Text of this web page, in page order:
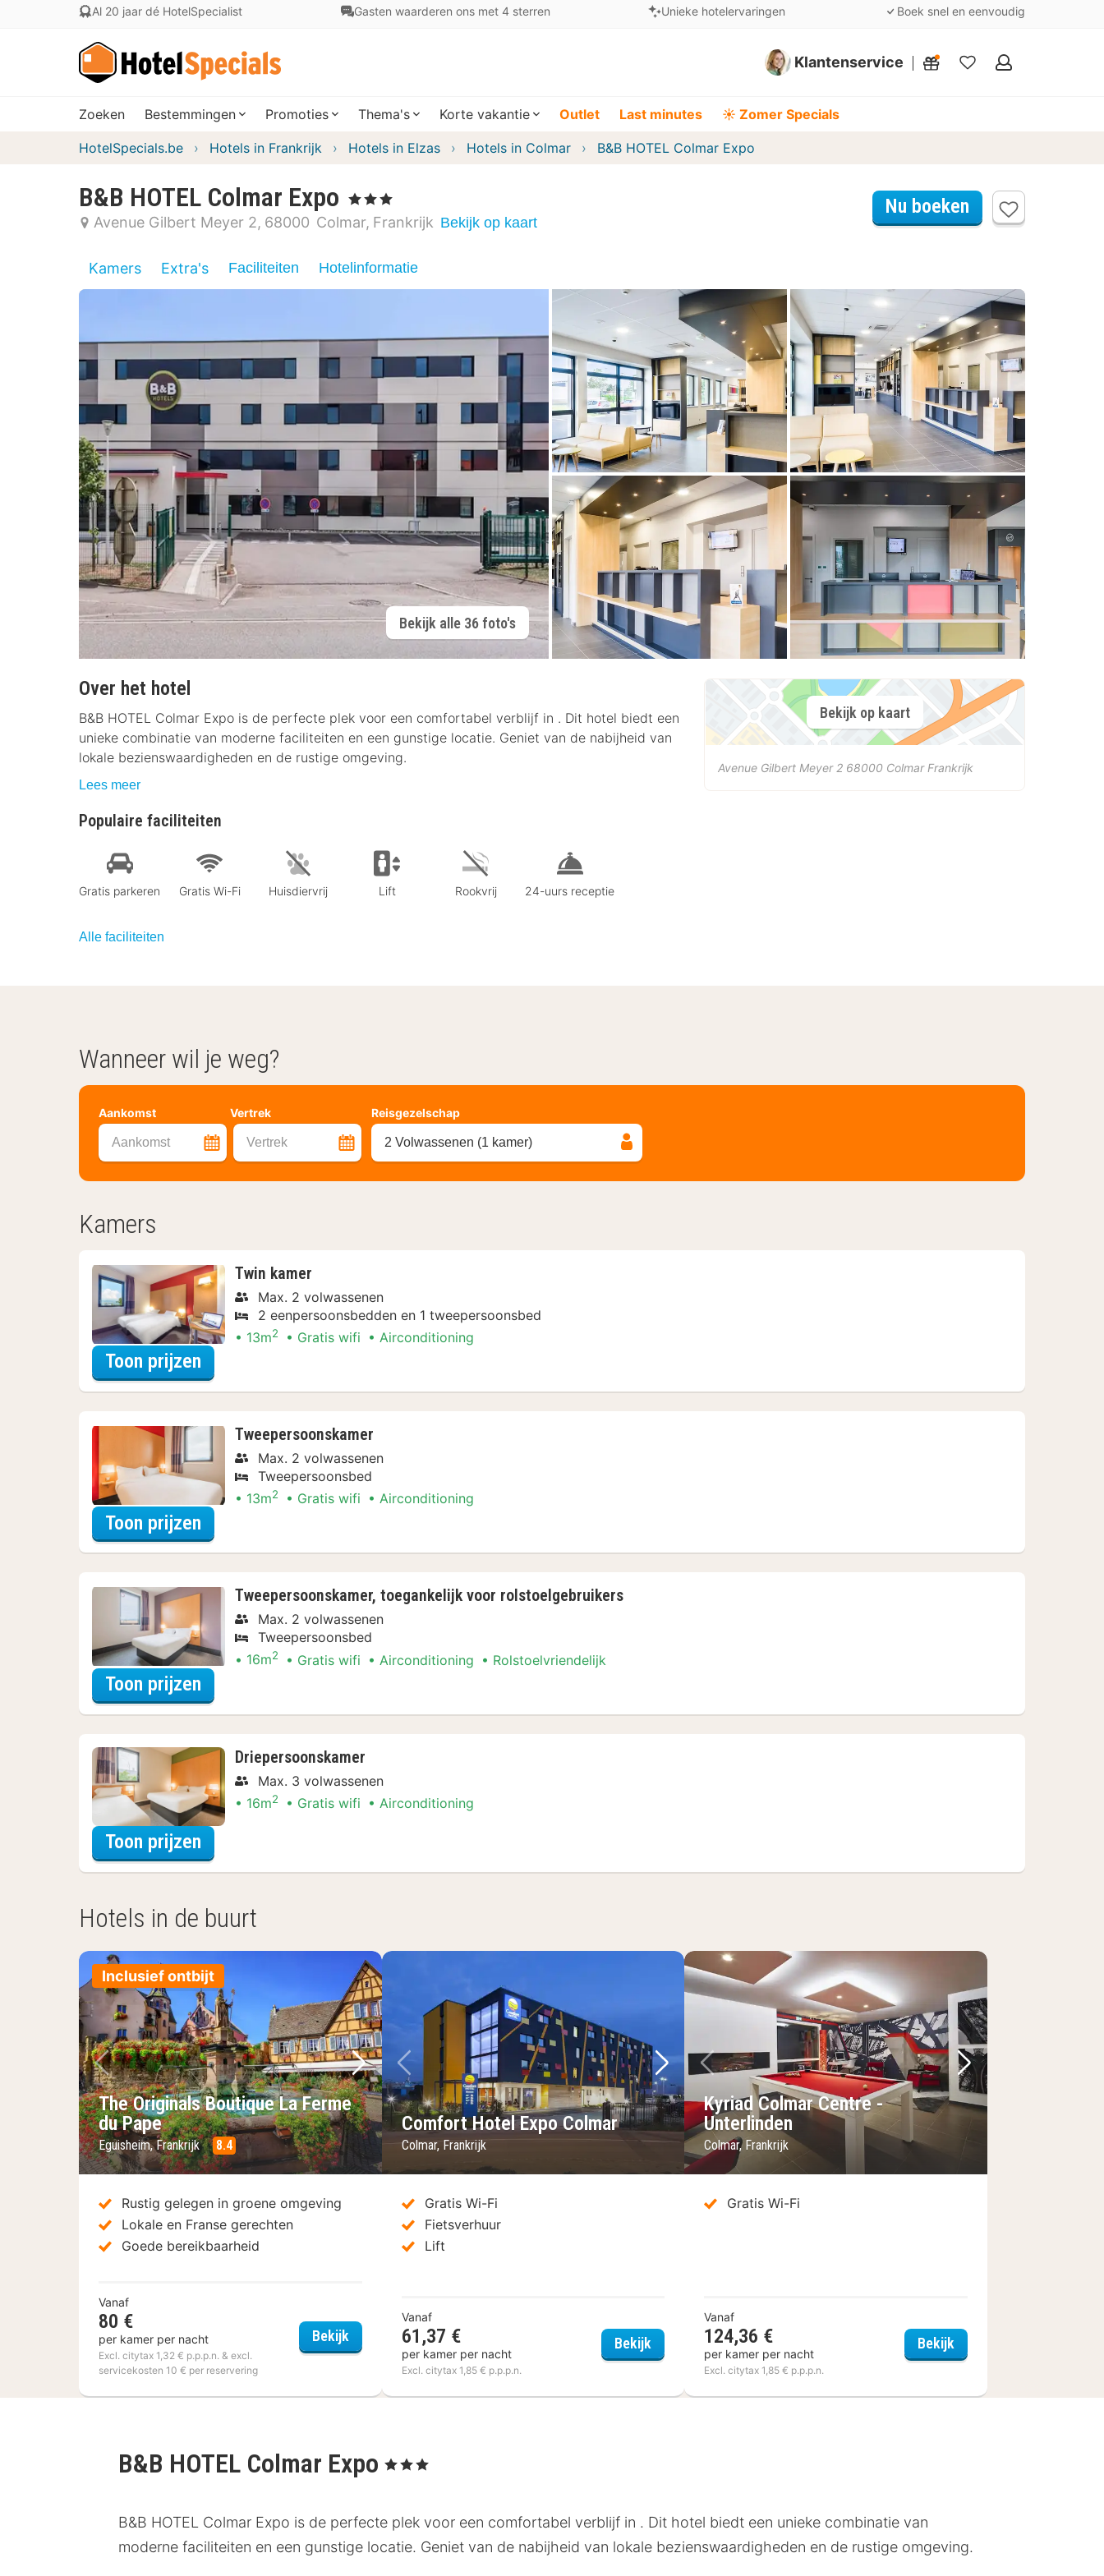
Al 20 jaar dé HotelSpecialist Gasten waarderen ons met 4 sterren Unieke hotelervaringen Boek snel en eenvoudig
Klantenservice
Mijn
Zoeken Bestemmingen Promoties Thema's Korte vakantie Outlet Last minutes ☀️ Zomer Specials
HotelSpecials.be Hotels in Frankrijk Hotels in Elzas Hotels in Colmar B&B HOTEL Colmar Expo
B&B HOTEL Colmar Expo , 3 Sterren
Avenue Gilbert Meyer 2 68000 Colmar Frankrijk Bekijk op kaart
Nu boeken
Kamers Extra's Faciliteiten Hotelinformatie
Bekijk alle 36 foto's
Over het hotel
B&B HOTEL Colmar Expo is de perfecte plek voor een comfortabel verblijf in . Dit hotel biedt een
unieke combinatie van moderne faciliteiten en een gunstige locatie. Geniet van de nabijheid van
lokale bezienswaardigheden en de rustige omgeving.
Lees meer
Populaire faciliteiten
Gratis parkeren Gratis Wi-Fi Huisdiervrij Lift Rookvrij 24-uurs receptie
Alle faciliteiten
Bekijk op kaart
Avenue Gilbert Meyer 2 68000 Colmar Frankrijk
Wanneer wil je weg?
Aankomst Vertrek
Aankomst Vertrek
Reisgezelschap
2 Volwassenen (1 kamer)
Kamers
Twin kamer
Max. 2 volwassenen
2 eenpersoonsbedden en 1 tweepersoonsbed
13m2 Gratis wifi Airconditioning
Toon prijzen
Tweepersoonskamer
Max. 2 volwassenen
Tweepersoonsbed
13m2 Gratis wifi Airconditioning
Toon prijzen
Tweepersoonskamer, toegankelijk voor rolstoelgebruikers
Max. 2 volwassenen
Tweepersoonsbed
16m2 Gratis wifi Airconditioning Rolstoelvriendelijk
Toon prijzen
Driepersoonskamer
Max. 3 volwassenen
16m2 Gratis wifi Airconditioning
Toon prijzen
Hotels in de buurt
Inclusief ontbijt
Vorige foto
Volgende foto
The Originals Boutique La Ferme
du Pape
Eguisheim, Frankrijk 8.4
Rustig gelegen in groene omgeving
Lokale en Franse gerechten
Goede bereikbaarheid
Vanaf
80 €
per kamer per nacht
Excl. citytax 1,32 € p.p.p.n. & excl.
servicekosten 10 € per reservering
BekijkThe Originals Boutique La Ferme du Pape
Vorige foto
Volgende foto
Comfort Hotel Expo Colmar
Colmar, Frankrijk
Gratis Wi-Fi
Fietsverhuur
Lift
Vanaf
61,37 €
per kamer per nacht
Excl. citytax 1,85 € p.p.p.n.
Bekijk Comfort Hotel Expo Colmar
Vorige foto
Volgende foto
Kyriad Colmar Centre -
Unterlinden
Colmar, Frankrijk
Gratis Wi-Fi
Vanaf
124,36 €
per kamer per nacht
Excl. citytax 1,85 € p.p.p.n.
BekijkKyriad Colmar Centre -
B&B HOTEL Colmar Expo , 3 Sterren
B&B HOTEL Colmar Expo is de perfecte plek voor een comfortabel verblijf in . Dit hotel biedt een unieke combinatie van
moderne faciliteiten en een gunstige locatie. Geniet van de nabijheid van lokale bezienswaardigheden en de rustige omgeving.